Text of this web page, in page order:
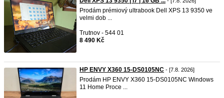
Prodám prémiový ultrabook Dell XPS 13 9350 ve
velmi dob ...
Trutnov - 544 01
8 490 Kč
HP ENVY X360 15-DS0105NC - [7.8. 2026]
Prodám HP ENVY X360 15-DS0105NC Windows
11 Home Proce ...